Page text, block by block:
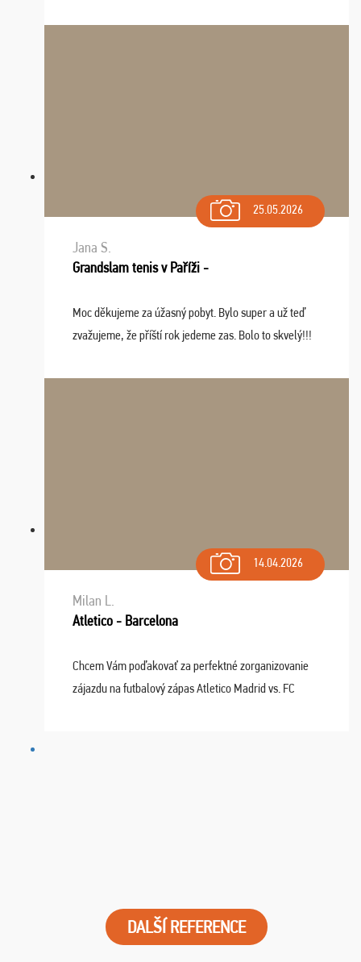
spomínať a zväžujeme repete budúci rok : ...
25.05.2026
Jana S.
Grandslam tenis v Paříži -
Moc děkujeme za úžasný pobyt. Bylo super a už teď
zvažujeme, že příští rok jedeme zas. Bolo to skvelý!!!
14.04.2026
Milan L.
Atletico - Barcelona
Chcem Vám poďakovať za perfektné zorganizovanie
zájazdu na futbalový zápas Atletico Madrid vs. FC
DALŠÍ REFERENCE